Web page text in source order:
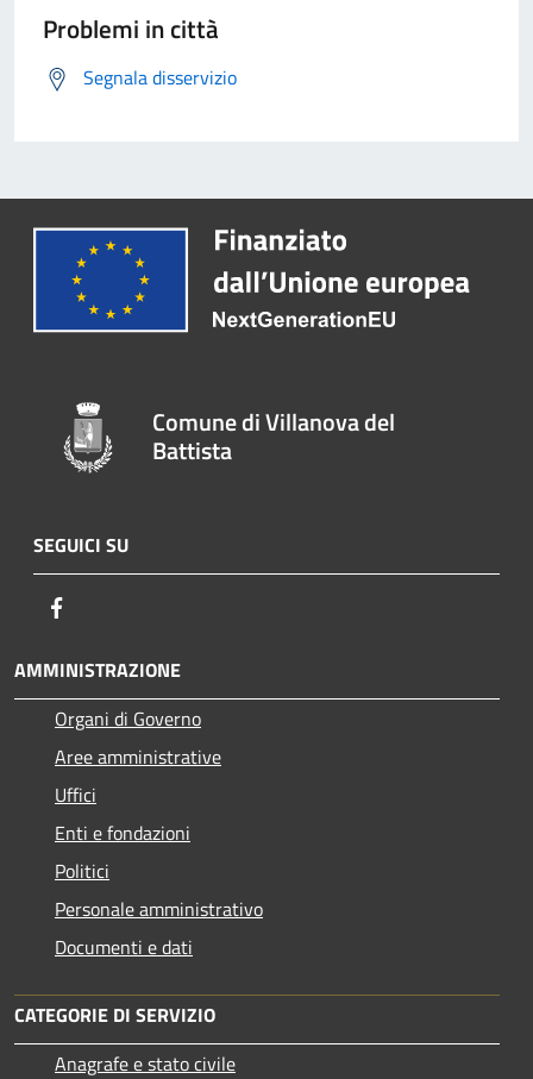
Problemi in città
Segnala disservizio
Comune di Villanova del
Battista
SEGUICI SU
AMMINISTRAZIONE
Organi di Governo
Aree amministrative
Uffici
Enti e fondazioni
Politici
Personale amministrativo
Documenti e dati
CATEGORIE DI SERVIZIO
Anagrafe e stato civile